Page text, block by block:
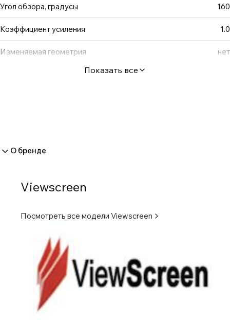
Угол обзора, градусы 160
Коэффициент усиления 1.0
Изменяемая геометрия нет
Показать все
О бренде
Viewscreen
Посмотреть все модели Viewscreen